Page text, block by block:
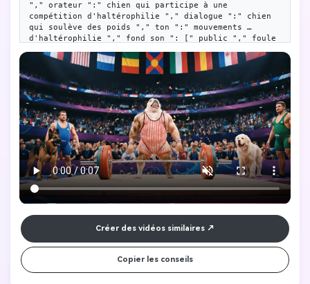
"," orateur ":" chien qui participe à une
compétition d'haltérophilie "," dialogue ":" chien
qui soulève des poids "," ton ":" mouvements
d'haltérophilie "," fond_son ": [" public "," foule
rires dans le studio, seulement des bavardages
sporadiques "," humeur ":" joyeux, excité"}
Créer des vidéos similaires
Copier les conseils